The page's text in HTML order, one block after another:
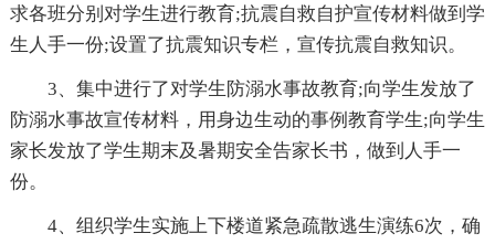
求各班分别对学生进行教育;抗震自救自护宣传材料做到学
生人手一份;设置了抗震知识专栏，宣传抗震自救知识。
3、集中进行了对学生防溺水事故教育;向学生发放了
防溺水事故宣传材料，用身边生动的事例教育学生;向学生
家长发放了学生期末及暑期安全告家长书，做到人手一
份。
4、组织学生实施上下楼道紧急疏散逃生演练6次，确